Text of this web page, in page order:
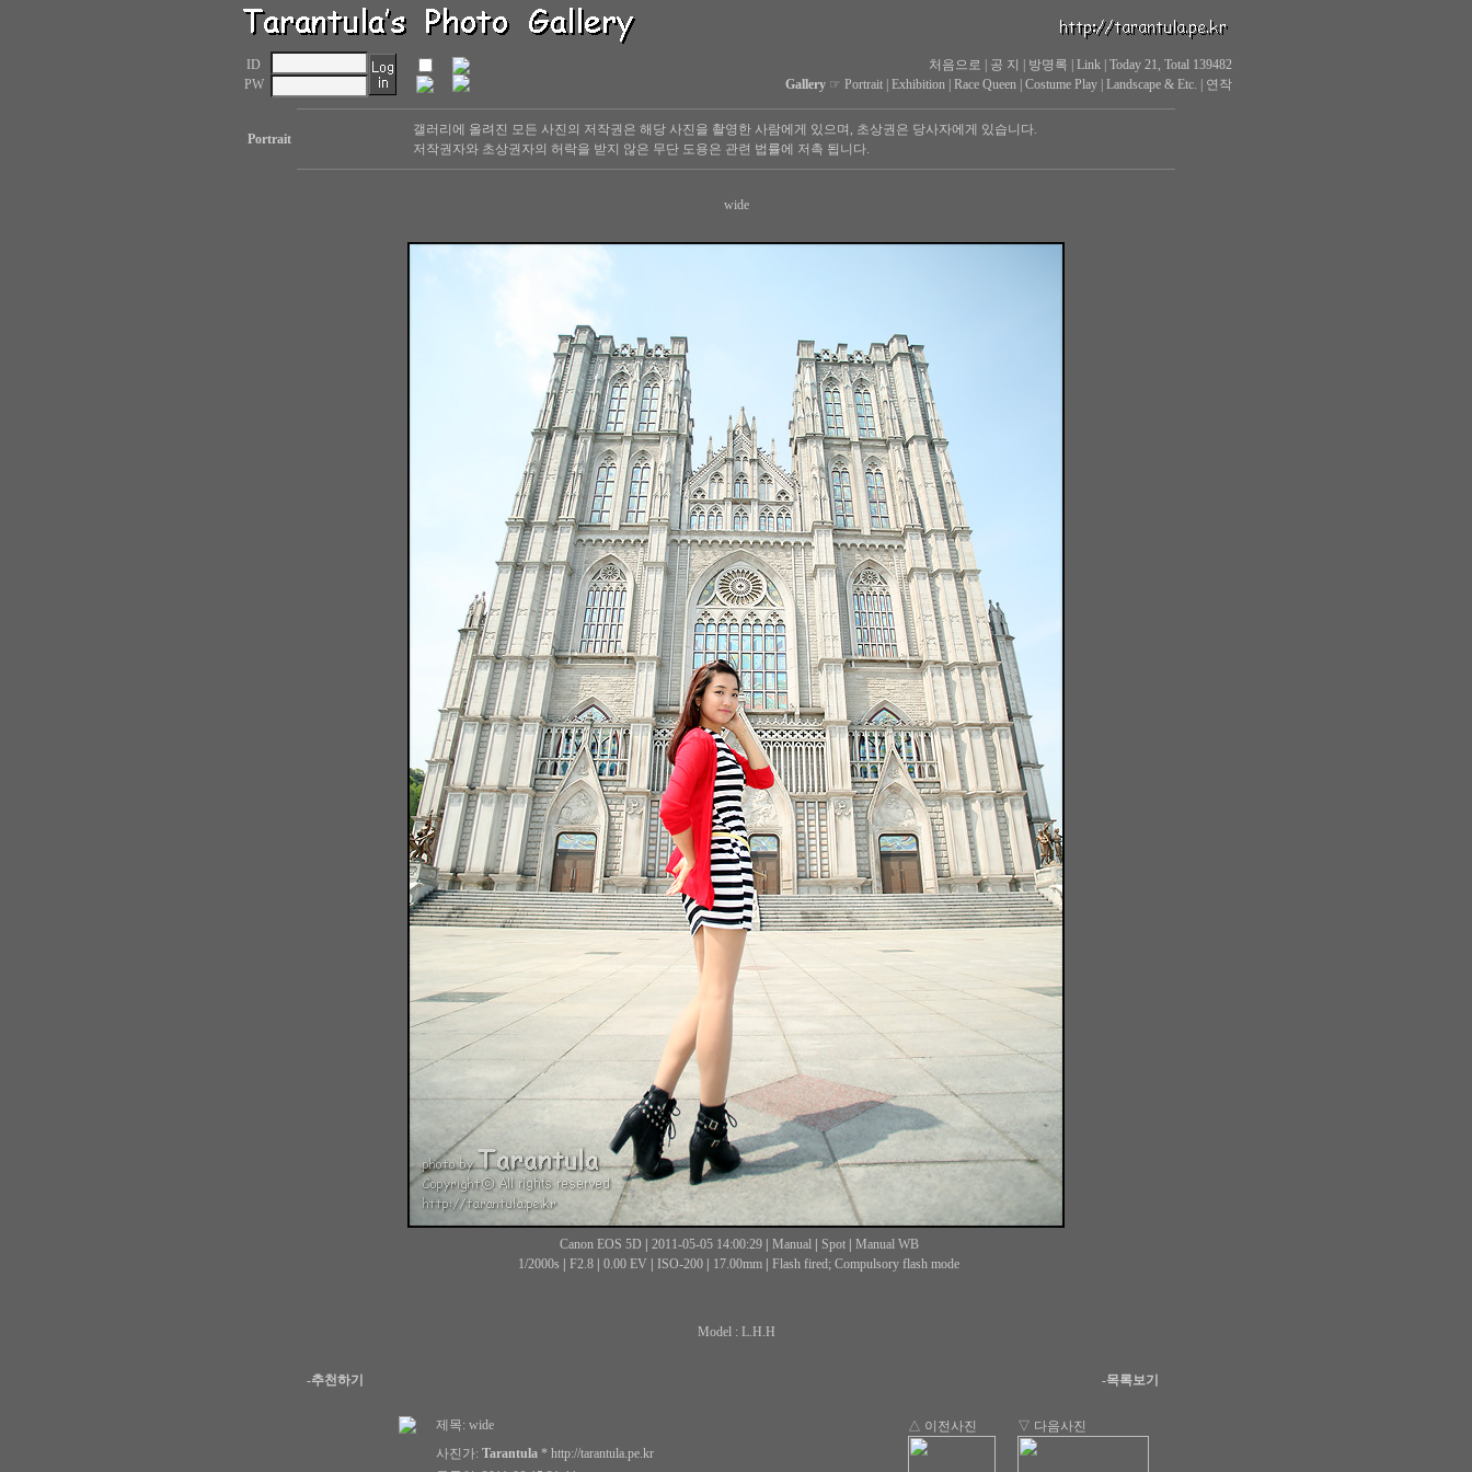
ID
PW
처음으로 공 지 방명록 Link| Today 21, Total 139482
Gallery☞ Portrait| Exhibition| Race Queen| Costume Play| Landscape & Etc. 연작
Portrait
갤러리에 올려진 모든 사진의 저작권은 해당 사진을 촬영한 사람에게 있으며, 초상권은 당사자에게 있습니다.
저작권자와 초상권자의 허락을 받지 않은 무단 도용은 관련 법률에 저촉 됩니다.
wide
Canon EOS 5D 2011-05-05 14:00:29| Manual| Spot| Manual WB
1/2000s
F2.8 0.00 EV ISO-200 17.00mm Flash fired; Compulsory flash mode
Model : L.H.H
-추천하기 -목록보기
제목: wide
사진가: Tarantula * http://tarantula.pe.kr
△ 이전사진 ▽ 다음사진